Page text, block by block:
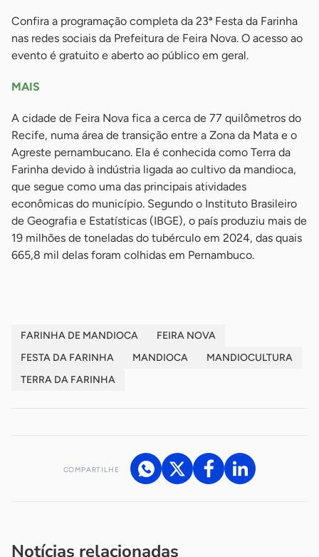
Confira a programação completa da 23ª Festa da Farinha
nas redes sociais da Prefeitura de Feira Nova. O acesso ao
evento é gratuito e aberto ao público em geral.
MAIS
A cidade de Feira Nova fica a cerca de 77 quilômetros do
Recife, numa área de transição entre a Zona da Mata e o
Agreste pernambucano. Ela é conhecida como Terra da
Farinha devido à indústria ligada ao cultivo da mandioca,
que segue como uma das principais atividades
econômicas do município. Segundo o Instituto Brasileiro
de Geografia e Estatísticas (IBGE), o país produziu mais de
19 milhões de toneladas do tubérculo em 2024, das quais
665,8 mil delas foram colhidas em Pernambuco.
FARINHA DE MANDIOCA
FEIRA NOVA
FESTA DA FARINHA
MANDIOCA
MANDIOCULTURA
TERRA DA FARINHA
COMPARTILHE
Notícias relacionadas